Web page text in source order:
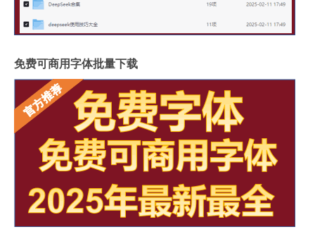
免费可商用字体批量下载